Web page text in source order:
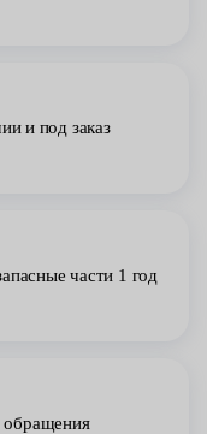
и под заказ
части 1 год
обращения